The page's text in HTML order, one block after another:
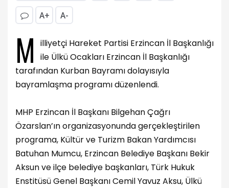
A+ A-
M
illiyetçi Hareket Partisi Erzincan İl Başkanlığı
ile Ülkü Ocakları Erzincan İl Başkanlığı
tarafından Kurban Bayramı dolayısıyla
bayramlaşma programı düzenlendi.
MHP Erzincan İl Başkanı Bilgehan Çağrı
Özarslan’ın organizasyonunda gerçekleştirilen
programa, Kültür ve Turizm Bakan Yardımcısı
Batuhan Mumcu, Erzincan Belediye Başkanı Bekir
Aksun ve ilçe belediye başkanları, Türk Hukuk
Enstitüsü Genel Başkanı Cemil Yavuz Aksu, Ülkü